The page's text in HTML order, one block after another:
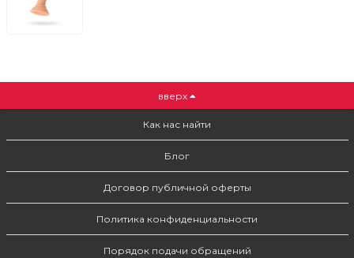
вверх
Как нас найти
Блог
Договор публичной оферты
Политика конфиденциальности
Порядок подачи обращений